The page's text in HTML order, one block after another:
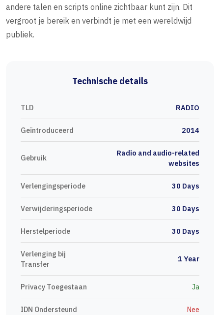
andere talen en scripts online zichtbaar kunt zijn. Dit
vergroot je bereik en verbindt je met een wereldwijd
publiek.
Technische details
TLD RADIO
Geïntroduceerd 2014
Gebruik
Radio and audio-related
websites
Verlengingsperiode 30 Days
Verwijderingsperiode 30 Days
Herstelperiode 30 Days
Verlenging bij
Transfer
1 Year
Privacy Toegestaan Ja
IDN Ondersteund Nee